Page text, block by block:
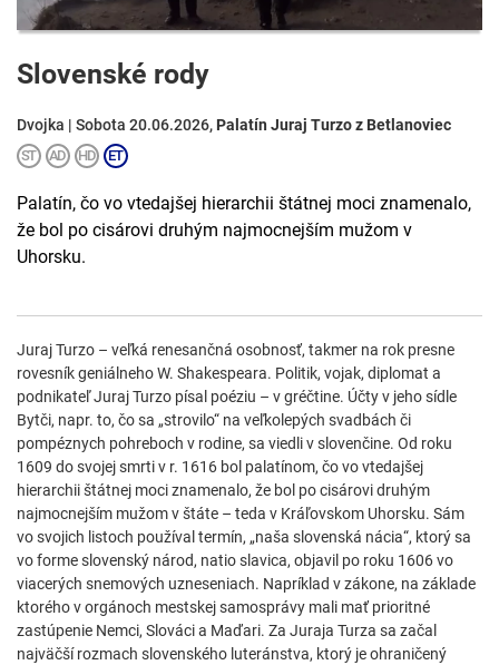
Slovenské rody
Dvojka | Sobota 20.06.2026, Palatín Juraj Turzo z Betlanoviec
Palatín, čo vo vtedajšej hierarchii štátnej moci znamenalo,
že bol po cisárovi druhým najmocnejším mužom v
Uhorsku.
Juraj Turzo – veľká renesančná osobnosť, takmer na rok presne
rovesník geniálneho W. Shakespeara. Politik, vojak, diplomat a
podnikateľ Juraj Turzo písal poéziu – v gréčtine. Účty v jeho sídle
Bytči, napr. to, čo sa „strovilo“ na veľkolepých svadbách či
pompéznych pohreboch v rodine, sa viedli v slovenčine. Od roku
1609 do svojej smrti v r. 1616 bol palatínom, čo vo vtedajšej
hierarchii štátnej moci znamenalo, že bol po cisárovi druhým
najmocnejším mužom v štáte – teda v Kráľovskom Uhorsku. Sám
vo svojich listoch používal termín, „naša slovenská nácia“, ktorý sa
vo forme slovenský národ, natio slavica, objavil po roku 1606 vo
viacerých snemových uzneseniach. Napríklad v zákone, na základe
ktorého v orgánoch mestskej samosprávy mali mať prioritné
zastúpenie Nemci, Slováci a Maďari. Za Juraja Turza sa začal
najväčší rozmach slovenského luteránstva, ktorý je ohraničený